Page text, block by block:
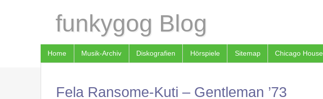
funkygog Blog
Home Musik-Archiv Diskografien Hörspiele Sitemap Chicago House
Fela Ransome-Kuti – Gentleman ’73